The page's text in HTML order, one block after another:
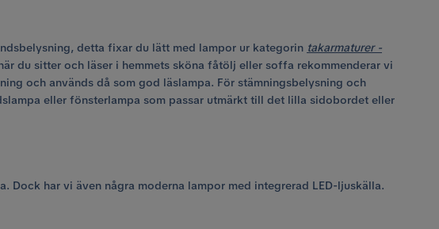
detta fixar du lätt med lampor ur kategorin takarmaturer -
du sitter och läser i hemmets sköna fåtölj eller soffa rekommenderar vi
och används då som god läslampa. För stämningsbelysning och
eller fönsterlampa som passar utmärkt till det lilla sidobordet eller
har vi även några moderna lampor med integrerad LED-ljuskälla.